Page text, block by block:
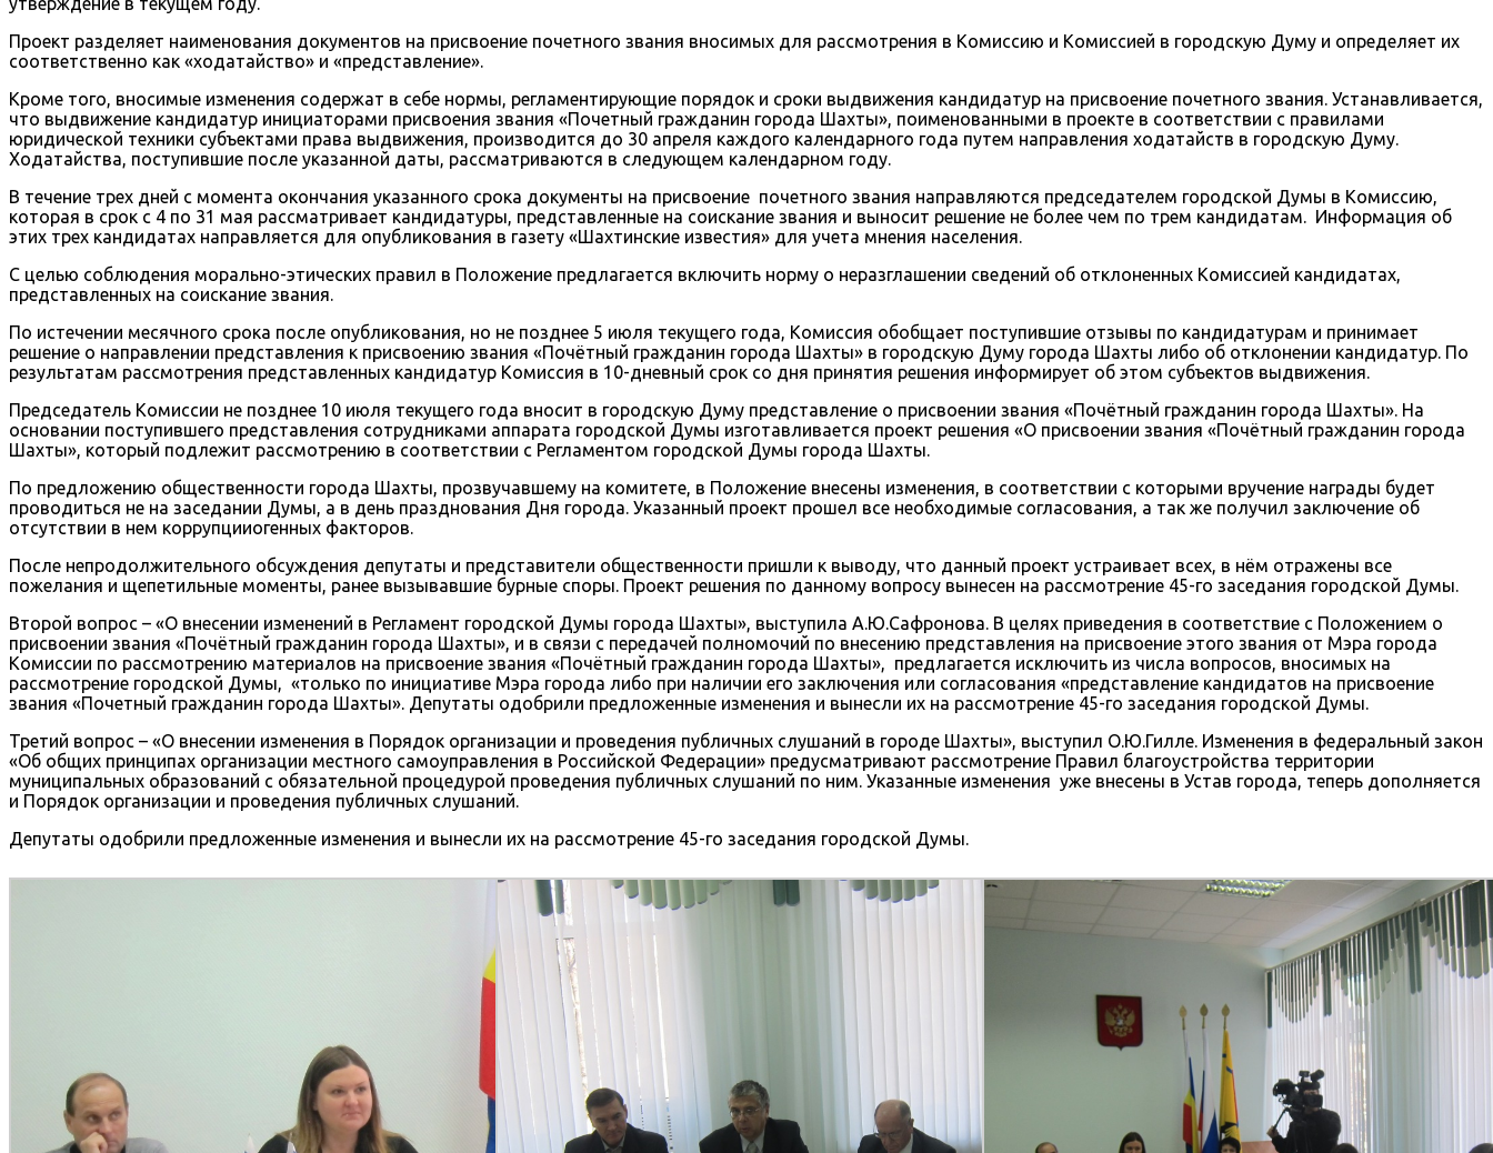
Проект разделяет наименования документов на присвоение почетного звания вносимых для рассмотрения в Комиссию и Комиссией в городскую Думу и определяет их
соответственно как «ходатайство» и «представление».
Кроме того, вносимые изменения содержат в себе нормы, регламентирующие порядок и сроки выдвижения кандидатур на присвоение почетного звания. Устанавливается,
что выдвижение кандидатур инициаторами присвоения звания «Почетный гражданин города Шахты», поименованными в проекте в соответствии с правилами
юридической техники субъектами права выдвижения, производится до 30 апреля каждого календарного года путем направления ходатайств в городскую Думу.
Ходатайства, поступившие после указанной даты, рассматриваются в следующем календарном году.
В течение трех дней с момента окончания указанного срока документы на присвоение почетного звания направляются председателем городской Думы в Комиссию,
которая в срок с 4 по 31 мая рассматривает кандидатуры, представленные на соискание звания и выносит решение не более чем по трем кандидатам. Информация об
этих трех кандидатах направляется для опубликования в газету «Шахтинские известия» для учета мнения населения.
С целью соблюдения морально-этических правил в Положение предлагается включить норму о неразглашении сведений об отклоненных Комиссией кандидатах,
представленных на соискание звания.
По истечении месячного срока после опубликования, но не позднее 5 июля текущего года, Комиссия обобщает поступившие отзывы по кандидатурам и принимает
решение о направлении представления к присвоению звания «Почётный гражданин города Шахты» в городскую Думу города Шахты либо об отклонении кандидатур. По
результатам рассмотрения представленных кандидатур Комиссия в 10-дневный срок со дня принятия решения информирует об этом субъектов выдвижения.
Председатель Комиссии не позднее 10 июля текущего года вносит в городскую Думу представление о присвоении звания «Почётный гражданин города Шахты». На
основании поступившего представления сотрудниками аппарата городской Думы изготавливается проект решения «О присвоении звания «Почётный гражданин города
Шахты», который подлежит рассмотрению в соответствии с Регламентом городской Думы города Шахты.
По предложению общественности города Шахты, прозвучавшему на комитете, в Положение внесены изменения, в соответствии с которыми вручение награды будет
проводиться не на заседании Думы, а в день празднования Дня города. Указанный проект прошел все необходимые согласования, а так же получил заключение об
отсутствии в нем коррупцииогенных факторов.
После непродолжительного обсуждения депутаты и представители общественности пришли к выводу, что данный проект устраивает всех, в нём отражены все
пожелания и щепетильные моменты, ранее вызывавшие бурные споры. Проект решения по данному вопросу вынесен на рассмотрение 45-го заседания городской Думы.
Второй вопрос – «О внесении изменений в Регламент городской Думы города Шахты», выступила А.Ю.Сафронова. В целях приведения в соответствие с Положением о
присвоении звания «Почётный гражданин города Шахты», и в связи с передачей полномочий по внесению представления на присвоение этого звания от Мэра города
Комиссии по рассмотрению материалов на присвоение звания «Почётный гражданин города Шахты», предлагается исключить из числа вопросов, вносимых на
рассмотрение городской Думы, «только по инициативе Мэра города либо при наличии его заключения или согласования «представление кандидатов на присвоение
звания «Почетный гражданин города Шахты». Депутаты одобрили предложенные изменения и вынесли их на рассмотрение 45-го заседания городской Думы.
Третий вопрос – «О внесении изменения в Порядок организации и проведения публичных слушаний в городе Шахты», выступил О.Ю.Гилле. Изменения в федеральный закон
«Об общих принципах организации местного самоуправления в Российской Федерации» предусматривают рассмотрение Правил благоустройства территории
муниципальных образований с обязательной процедурой проведения публичных слушаний по ним. Указанные изменения уже внесены в Устав города, теперь дополняется
и Порядок организации и проведения публичных слушаний.
Депутаты одобрили предложенные изменения и вынесли их на рассмотрение 45-го заседания городской Думы.